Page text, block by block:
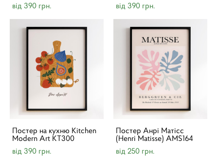
від 390 грн.
від 390 грн.
Постер на кухню Kitchen
Modern Art KT300
від 390 грн.
Постер Анрі Матісс
(Henri Matisse) AMS164
від 250 грн.